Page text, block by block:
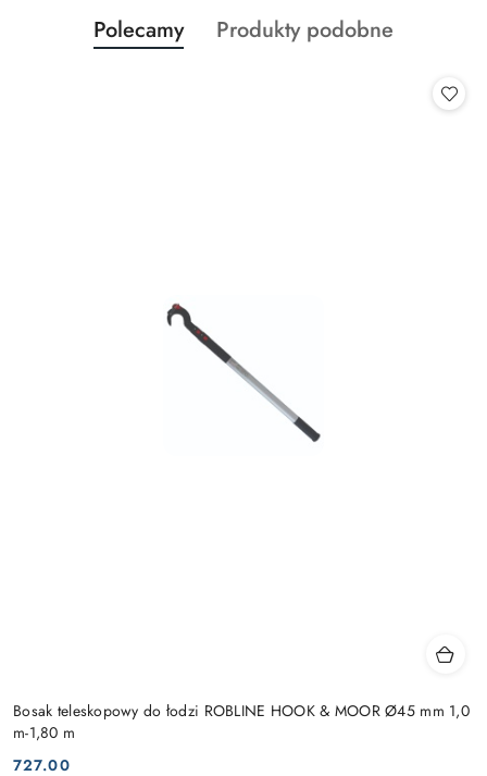
Pomiń karuzelę produktów
Produkty
o
Polecamy
Produkty
Produkty podobne
Bosak teleskopowy do łodzi ROBLINE HOOK & MOOR Ø45 mm 1,0
m-1,80 m
727.00